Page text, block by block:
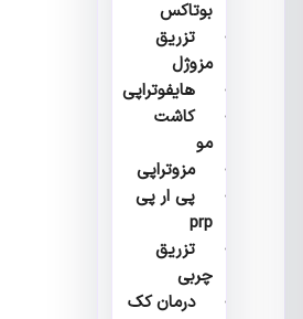
بوتاکس
تزریق
مزوژل
هایفوتراپی
کاشت
مو
مزوتراپی
پی ار پی
prp
تزریق
چربی
درمان کک